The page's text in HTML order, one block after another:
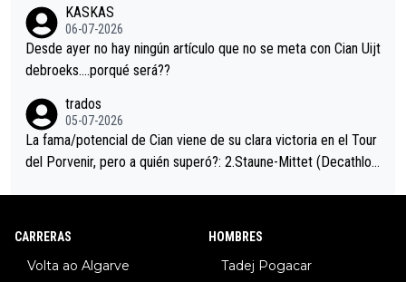
eta, a ver si por querer poner a Del Toro con calzador en posi
ción de podio UAE y Pojacar se van complicar el tour.
KASKAS
06-07-2026
Desde ayer no hay ningún artículo que no se meta con Cian Uijt
debroeks….porqué será??
trados
05-07-2026
La fama/potencial de Cian viene de su clara victoria en el Tour
del Porvenir, pero a quién superó?: 2.Staune-Mittet (Decathlon,
8.Lenny Martinez (Bahrein), 9. Van Belle (Visma), 10. Vacek (Li
CARRERAS
Volta ao Algarve
HOMBRES
Tadej Pogacar